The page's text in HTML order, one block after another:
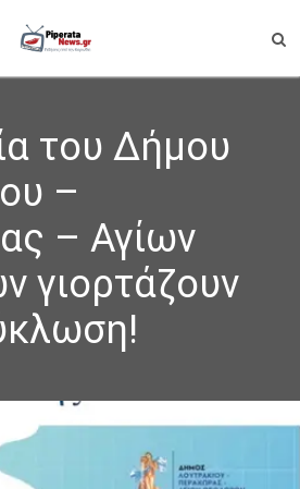
του Δήμου
–
– Αγίων
γιορτάζουν